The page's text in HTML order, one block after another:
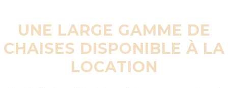
UNE LARGE GAMME DE
CHAISES DISPONIBLE À LA
LOCATION